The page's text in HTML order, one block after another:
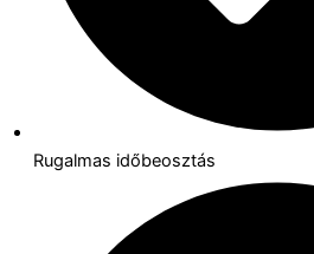
Rugalmas időbeosztás